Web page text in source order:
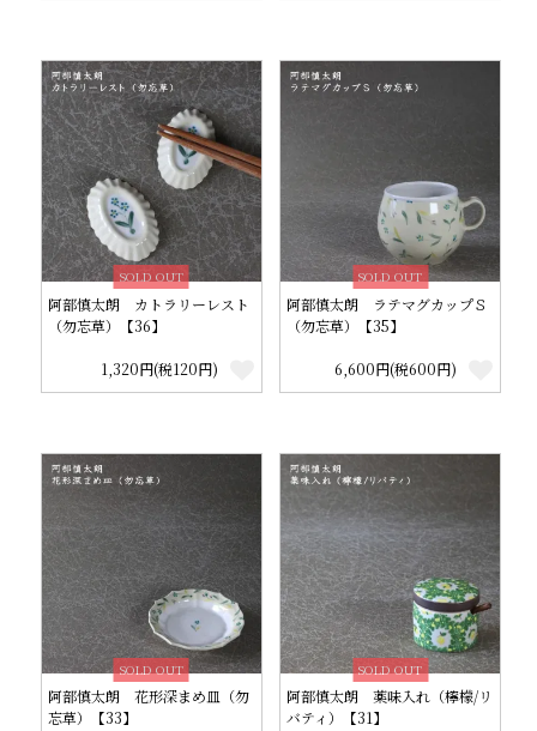
SOLD OUT
阿部慎太朗 カトラリーレスト
（勿忘草）【36】
1,320円(税120円)
SOLD OUT
阿部慎太朗 ラテマグカップＳ
（勿忘草）【35】
6,600円(税600円)
SOLD OUT
阿部慎太朗 花形深まめ皿（勿
忘草）【33】
SOLD OUT
阿部慎太朗 薬味入れ（檸檬/リ
バティ）【31】